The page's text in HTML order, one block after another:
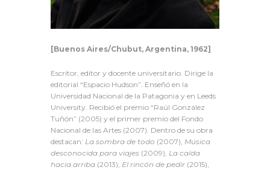
[Buenos Aires/Chubut, Argentina, 1962]
Escritor, editor y docente universitario. Dirige la
editorial “Espacio Hudson”. Enseñó en la
Universidad Nacional de la Patagonia y en Leeds
University. Recibió el premio “Raúl González
Tuñón” (2005) y el primer premio del Fondo
Nacional de las Artes (2007). Dentro de su obra
destacan: La sombra de todo (2007), Música
desconocida para viajes (2009), La caída
hacia arriba (2013), El rincón de pedir (2015),